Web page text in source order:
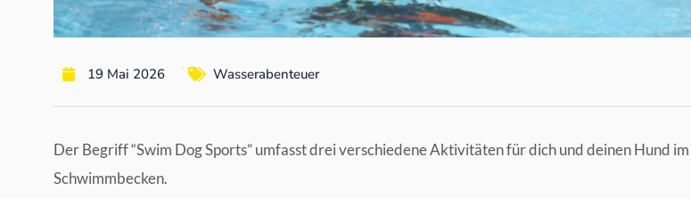
19 Mai 2026 Wasserabenteuer
Der Begriff “Swim Dog Sports” umfasst drei verschiedene Aktivitäten für dich und deinen Hund im
Schwimmbecken.